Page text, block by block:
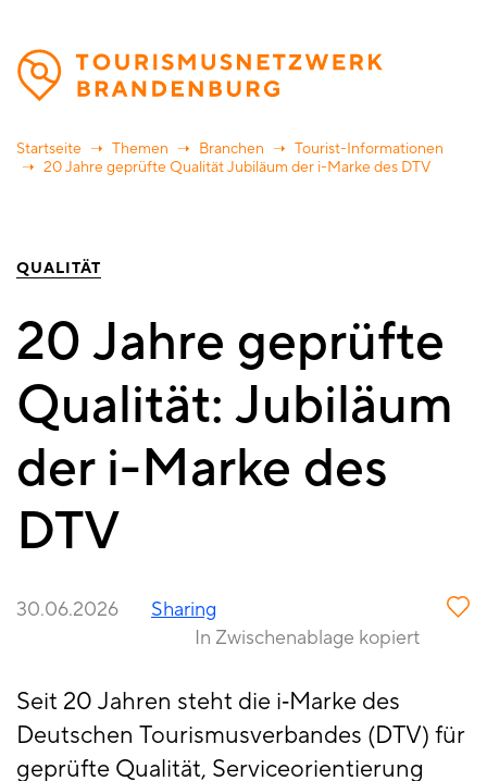
Direkt
zum
Inhalt
Startseite Themen Branchen
Tourist-Informationen
20 Jahre geprüfte Qualität Jubiläum der i-Marke des DTV
QUALITÄT
20 Jahre geprüfte
Qualität: Jubiläum
der i-Marke des
DTV
30.06.2026
Sharing
In Zwischenablage kopiert
Seit 20 Jahren steht die i‑Marke des
Deutschen Tourismusverbandes (DTV) für
geprüfte Qualität, Serviceorientierung